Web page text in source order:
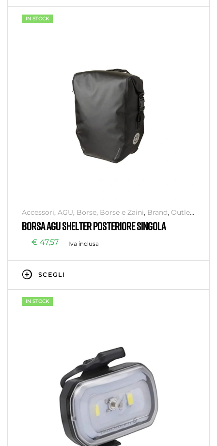
IN STOCK
Accessori, AGU, Borse, Borse e Zaini, Brand, Outlet,
Senza categoria
BORSA AGU SHELTER POSTERIORE SINGOLA
€ 47,57 Iva inclusa
SCEGLI
IN STOCK